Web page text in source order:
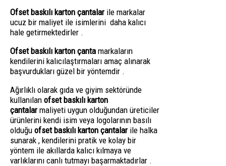
Ofset baskılı karton çantalarile markalar
ucuz bir maliyet ile isimlerini daha kalıcı
hale getirmektedirler .
Ofset baskılı karton çanta markaların
kendilerini kalıcılaştırmaları amaç alınarak
başvurdukları güzel bir yöntemdir .
Ağırlıklı olarak gıda ve giyim sektöründe
kullanılan ofset baskılı karton
çantalarmaliyeti uygun olduğundan üreticiler
ürünlerini kendi isim veya logolarının basılı
olduğu ofset baskılı karton çantalarile halka
sunarak , kendilerini pratik ve kolay bir
yöntem ile akıllarda kalıcı kılmaya ve
varlıklarını canlı tutmayı başarmaktadırlar .